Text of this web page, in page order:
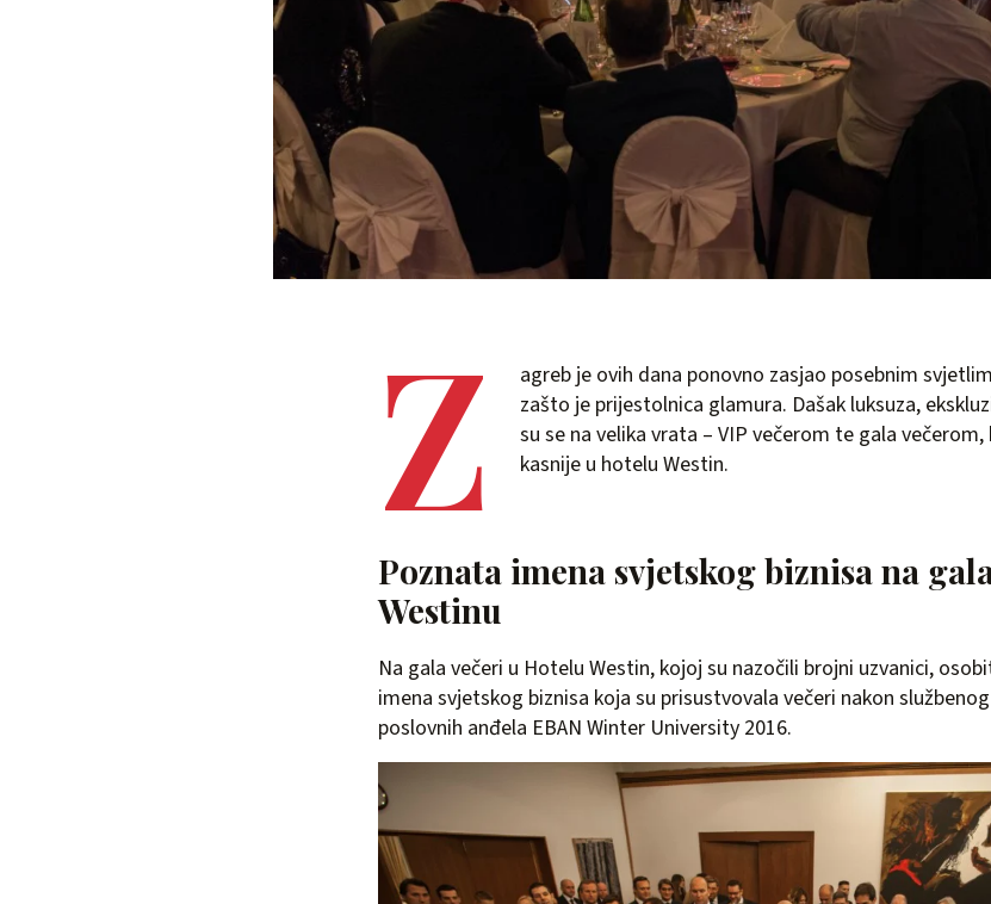
Z
agreb je ovih dana ponovno zasjao posebnim
zašto je prijestolnica glamura. Dašak luksuza,
su se na velika vrata – VIP večerom te gala
kasnije u hotelu Westin.
Poznata imena svjetskog biznisa na
Westinu
Na gala večeri u Hotelu Westin, kojoj su nazočili brojni uzvanici,
imena svjetskog biznisa koja su prisustvovala večeri nakon
poslovnih anđela EBAN Winter University 2016.